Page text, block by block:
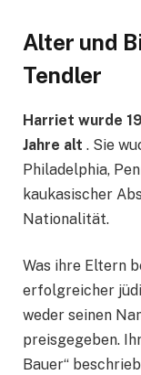
Alter und
Tendler
Harriet wurde
Jahre alt . Sie
Philadelphia,
kaukasischer
Nationalität.
Was ihre Eltern
erfolgreicher
weder seinen
preisgegeben.
Bauer“